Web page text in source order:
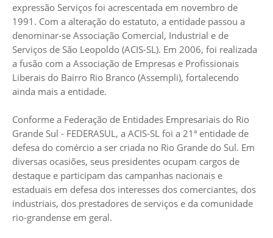
expressão Serviços foi acrescentada em novembro de
1991. Com a alteração do estatuto, a entidade passou a
denominar-se Associação Comercial, Industrial e de
Serviços de São Leopoldo (ACIS-SL). Em 2006, foi realizada
a fusão com a Associação de Empresas e Profissionais
Liberais do Bairro Rio Branco (Assempli), fortalecendo
ainda mais a entidade.
Conforme a Federação de Entidades Empresariais do Rio
Grande Sul - FEDERASUL, a ACIS-SL foi a 21ª entidade de
defesa do comércio a ser criada no Rio Grande do Sul. Em
diversas ocasiões, seus presidentes ocupam cargos de
destaque e participam das campanhas nacionais e
estaduais em defesa dos interesses dos comerciantes, dos
industriais, dos prestadores de serviços e da comunidade
rio-grandense em geral.